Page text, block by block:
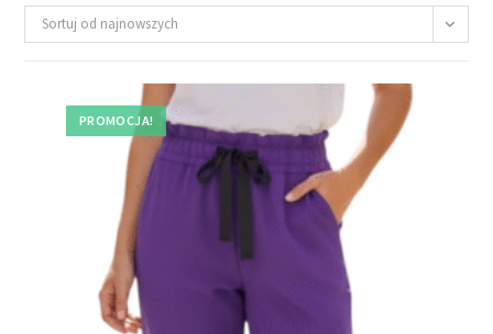
Sortuj od najnowszych
PROMOCJA!